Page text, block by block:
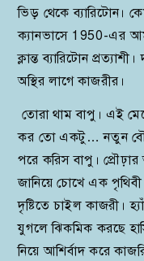
ভিড় থেকে ব্যারিটোন।
ক্যানভাসে 1950-এর
ক্লান্ত ব্যারিটোন
অস্থির লাগে কাজরীর।
তোরা থাম বাপু। এই
কর তো একটু… নতুন বৌ
পরে করিস বাপু।
জানিয়ে চোখে এক
দৃষ্টিতে চাইল কাজরী।
যুগলে ঝিকমিক করছে
নিয়ে আশির্বাদ করে